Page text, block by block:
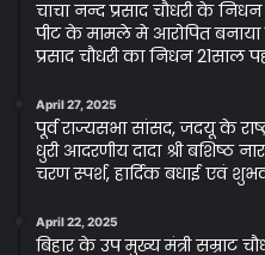
चाचा नन्द प्रसाद चौधरी के
पीट के मामले मे आरोपित बनाया
प्रसाद चौधरी का निधन
April 27, 2025
पूर्व राज्यसभा सांसद, जदयू के
धुरी आदरणीय दादा श्री बशिष्ठ
चरण स्पर्श, हार्दिक बधाई एवं
April 22, 2025
बिहार के उप मुख्य मंत्री सम्राट